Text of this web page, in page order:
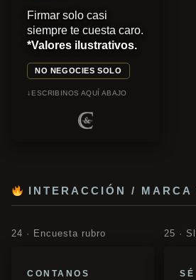
Firmar solo casi
siempre te cuesta caro.
*Valores ilustrativos.
NO NEGOCIES SOLO
↓ ESCRIBINOS AQUÍ ABAJO
INTERACCIÓN / MARCA
24 · Encuesta rubro
CONTANOS
25 ·